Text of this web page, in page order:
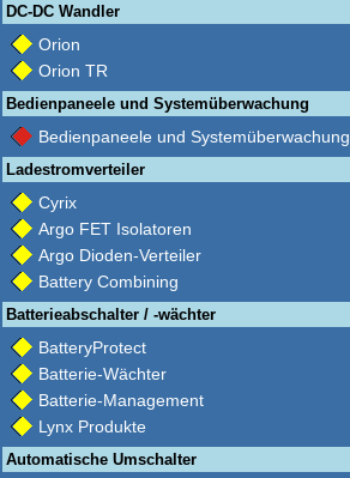
DC-DC Wandler
Orion
Orion TR
Bedienpaneele und Systemüberwachung
Bedienpaneele und Systemüberwachung
Ladestromverteiler
Cyrix
Argo FET Isolatoren
Argo Dioden-Verteiler
Battery Combining
Batterieabschalter / -wächter
BatteryProtect
Batterie-Wächter
Batterie-Management
Lynx Produkte
Automatische Umschalter